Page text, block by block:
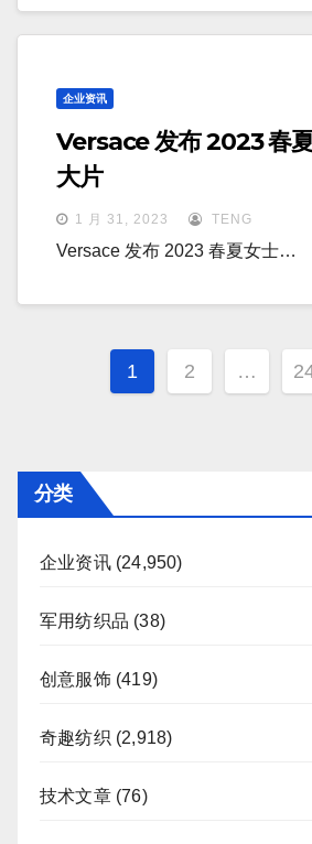
企业资讯
Versace 发布 2023 春
大片
1 月 31, 2023 TENG
Versace 发布 2023 春夏女士…
文
章
1 2 …
分类
企业资讯(24,950)
军用纺织品 (38)
创意服饰(419)
奇趣纺织 (2,918)
技术文章(76)